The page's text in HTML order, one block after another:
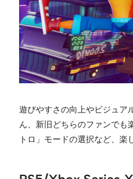
遊びやすさの向上やビジュア
ん、新旧どちらのファンでも
トロ」モードの選択など、楽